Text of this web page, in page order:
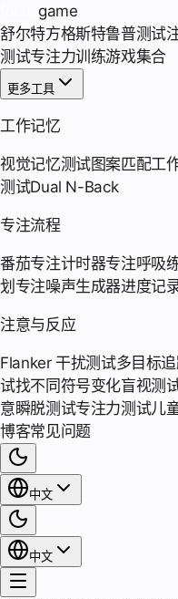
game
舒尔特方格斯特鲁普测试
测试专注力训练游戏集合
更多工具
工作记忆
视觉记忆测试图案匹配工
测试Dual N-Back
专注流程
番茄专注计时器专注呼吸
划 专注噪声生成器进度记
注意与反应
Flanker 干扰测试多目标
试找不同符号变化盲视测
意瞬脱测试专注力测试儿
博客常见问题
中文
中文